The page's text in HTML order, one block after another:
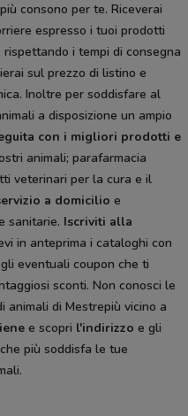
consono per te. Riceverai
espresso i tuoi prodotti
i tempi di consegna
sul prezzo di listino e
Inoltre per soddisfare al
a disposizione un ampio
con i migliori prodotti e
animali; parafarmacia
veterinari per la cura e il
a domicilio e
sanitarie. Iscriviti alla
in anteprima i cataloghi con
eventuali coupon che ti
sconti. Non conosci le
animali di Mestrepiù vicino a
e scopri l'indirizzo e gli
più soddisfa le tue